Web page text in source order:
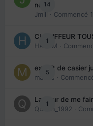
14
note
Jmili · Commencé
1
CHAUFFEUR
HAZEM ·
5
extrait de casier
maries ·
1
La peur de me
Queen_1992 ·